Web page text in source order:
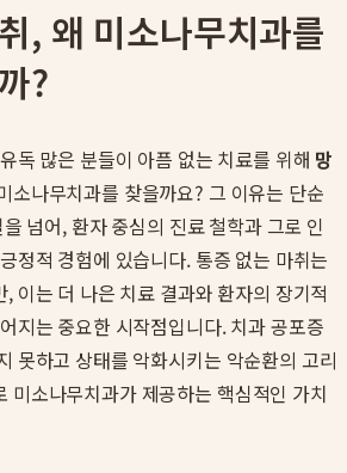
, 왜 미소나무치과를
?
독 많은 분들이 아픔 없는 치료를 위해 망
소나무치과를 찾을까요? 그 이유는 단순
넘어, 환자 중심의 진료 철학과 그로 인
정적 경험에 있습니다. 통증 없는 마취는
이는 더 나은 치료 결과와 환자의 장기적
지는 중요한 시작점입니다. 치과 공포증
못하고 상태를 악화시키는 악순환의 고리
미소나무치과가 제공하는 핵심적인 가치